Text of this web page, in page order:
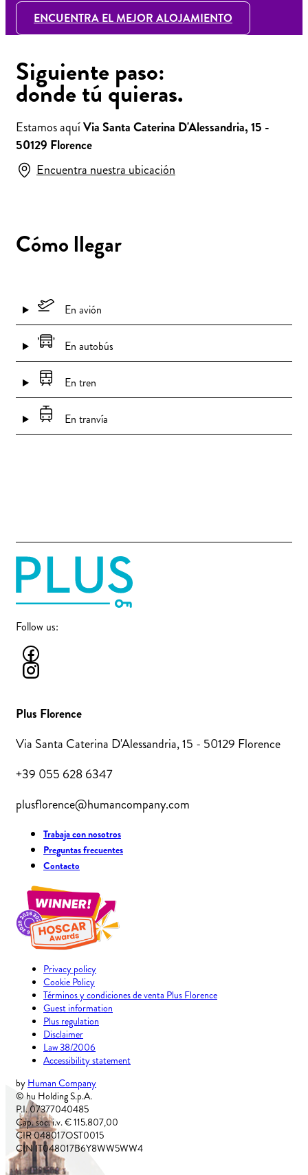
ENCUENTRA EL MEJOR ALOJAMIENTO
Siguiente paso:
donde tú quieras.
Estamos aquíVia Santa Caterina D'Alessandria, 15 -
50129 Florence
Encuentra nuestra ubicación
Cómo llegar
En avión
En autobús
En tren
En tranvía
Follow us:
Plus Florence
Via Santa Caterina D'Alessandria, 15 - 50129 Florence
+39 055 628 6347
plusflorence@humancompany.com
Trabaja con nosotros
Preguntas frecuentes
Contacto
Privacy policy
Cookie Policy
Términos y condiciones de venta Plus Florence
Guest information
Plus regulation
Disclaimer
Law 38/2006
Accessibility statement
by Human Company
© hu Holding S.p.A.
P.I. 07377040485
Cap. soc. i.v. € 115.807,00
CIR 048017OST0015
CIN IT048017B6Y8WW5WW4